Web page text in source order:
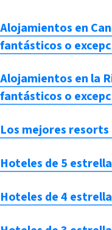
Alojamientos en
fantásticos o
Alojamientos en la
fantásticos o
Los mejores
Hoteles de 5
Hoteles de 4